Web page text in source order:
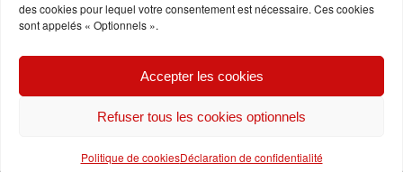
des cookies pour lequel votre consentement est nécessaire. Ces cookies
sont appelés « Optionnels ».
Accepter les cookies
Refuser tous les cookies optionnels
Politique de cookiesDéclaration de confidentialité
Politique des cookies